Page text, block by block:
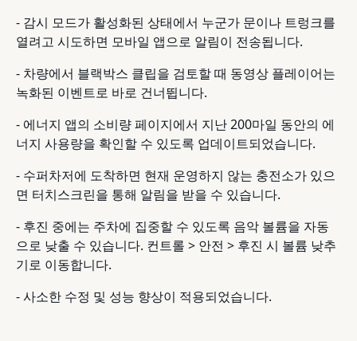
- 감시 모드가 활성화된 상태에서 누군가 문이나 트렁크를
열려고 시도하면 모바일 앱으로 알림이 전송됩니다.
- 차량에서 블랙박스 클립을 검토할 때 동영상 플레이어는
녹화된 이벤트로 바로 건너뜁니다.
- 에너지 앱의 소비량 페이지에서 지난 200마일 동안의 에
너지 사용량을 확인할 수 있도록 업데이트되었습니다.
- 수퍼차저에 도착하면 현재 운영하지 않는 충전소가 있으
면 터치스크린을 통해 알림을 받을 수 있습니다.
- 후진 중에는 주차에 집중할 수 있도록 음악 볼륨을 자동
으로 낮출 수 있습니다. 컨트롤 > 안전 > 후진 시 볼륨 낮추
기로 이동합니다.
- 사소한 수정 및 성능 향상이 적용되었습니다.